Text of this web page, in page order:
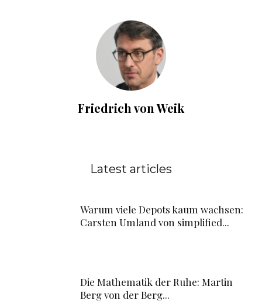
Friedrich von Weik
Latest articles
Warum viele Depots kaum wachsen:
Carsten Umland von simplified...
Die Mathematik der Ruhe: Martin
Berg von der Berg...